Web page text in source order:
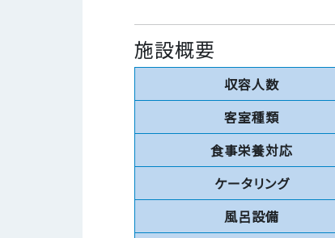
施設概要
収容人数
客室種類
食事栄養対応
ケータリング
風呂設備